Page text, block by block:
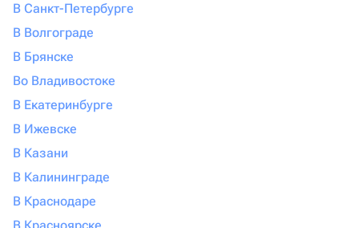
В Санкт-Петербурге
В Волгограде
В Брянске
Во Владивостоке
В Екатеринбурге
В Ижевске
В Казани
В Калининграде
В Краснодаре